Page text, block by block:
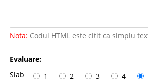
Nota: Codul HTML este citit ca simplu
Evaluare:
Slab
1 2 3 4